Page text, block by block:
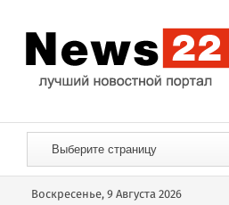
Воскресенье, 9 Августа 2026